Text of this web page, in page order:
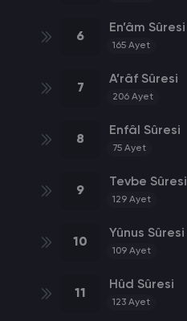
6
En’âm Sûresi
165 Ayet
7
A’râf Sûresi
206 Ayet
8
Enfâl Sûresi
75 Ayet
9
Tevbe Sûresi
129 Ayet
10
Yûnus Sûresi
109 Ayet
11
Hûd Sûresi
123 Ayet